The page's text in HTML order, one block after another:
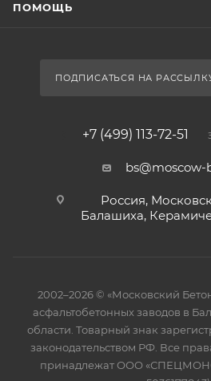
ПОМОЩЬ
ПОДПИСАТЬСЯ НА
+7 (499) 113-72-51
bs@moscow-
Россия,
Балашиха,
2002–2026 © «Московский
асфальтобетонных заводов в
области. Товарный знак
законодательством РФ. Все
принадлежат ООО